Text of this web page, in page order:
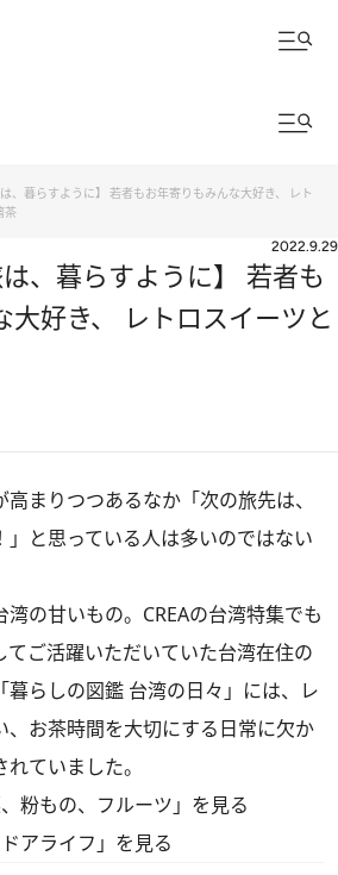
は、暮らすように】 若者もお年寄りもみんな大好き、 レト
茶
2022.9.29
は、暮らすように】 若者も
大好き、 レトロスイーツと
まりつつあるなか「次の旅先は、
」と思っている人は多いのではない
の甘いもの。CREAの台湾特集でも
てご活躍いただいていた台湾在住の
暮らしの図鑑 台湾の日々」には、レ
、お茶時間を大切にする日常に欠か
ていました。
粉もの、フルーツ」を見る
アライフ」を見る